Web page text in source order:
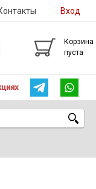
Вход
Корзина
пуста